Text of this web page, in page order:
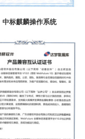
中标麒麟操作系统